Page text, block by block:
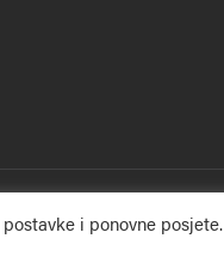
i ponovne posjete.